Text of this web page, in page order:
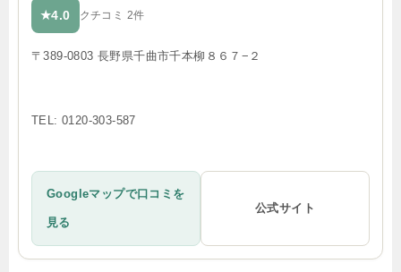
★4.0 クチコミ 2件
〒389-0803 長野県千曲市千本柳８６７−２
TEL: 0120-303-587
Googleマップで口コミを
見る
公式サイト